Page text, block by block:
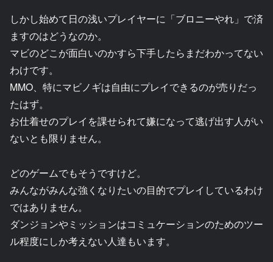
しかし始めて日の浅いプレイヤーに「ブロニーやれ」で済
ますのはどうなのか。
マビのどこが面白いのかすら下手したらまだわかってない
わけです。
MMO、特にマビノギは自由にプレイできるのが売りだっ
たはず。
お仕着せのプレイを課せられて嫌になって逃げ出す人がい
ないとも限りません。
どのゲームでもそうですけど。
みんながみんな強くなりたいの目的でプレイしているわけ
ではありません。
ダンジョンやミッションはコミュケーションのためのツー
ル程度にしか考えない人達もいます。